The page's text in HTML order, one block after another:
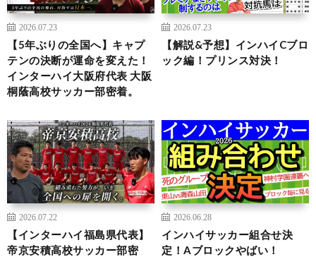
2026.07.23
【5年ぶりの全国へ】キャプ
テンの決断が運命を変えた！
インターハイ大阪府代表 大阪
桐蔭高校サッカー部密着。
2026.07.23
【解説&予想】インハイCブロ
ック編！プリンス対決！
2026.07.22
【インターハイ福島県代表】
帝京安積高校サッカー部密
2026.06.28
インハイサッカー組合せ決
定！Aブロックやばい！